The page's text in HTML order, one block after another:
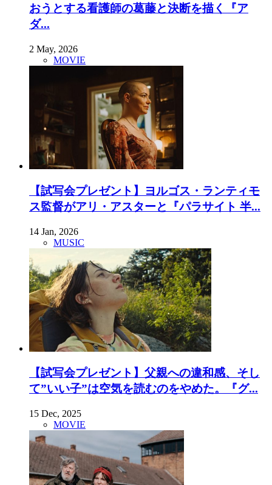
おうとする看護師の葛藤と決断を描く『ア
ダ...
2 May, 2026
MOVIE
【試写会プレゼント】ヨルゴス・ランティモ
ス監督がアリ・アスターと『パラサイト 半...
14 Jan, 2026
MUSIC
【試写会プレゼント】父親への違和感、そし
て”いい子”は空気を読むのをやめた。『グ...
15 Dec, 2025
MOVIE